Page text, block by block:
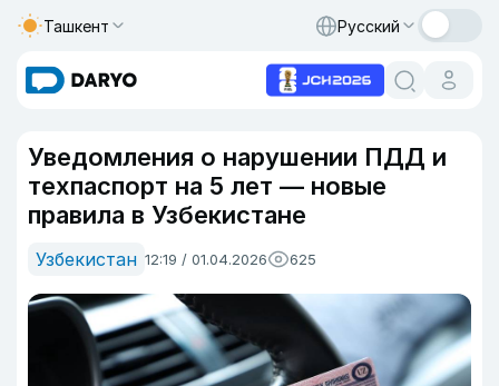
Ташкент Русский
Уведомления о нарушении ПДД и
техпаспорт на 5 лет — новые
правила в Узбекистане
Узбекистан 12:19 / 01.04.2026 625